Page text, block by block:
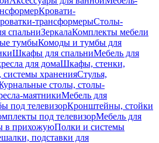
Кровати-
трансформерыСтолы-
спальниЗеркалаКомплекты мебели
тумбыКомоды и тумбы для
Шкафы для спальниМебель для
для домаШкафы, стенки,
храненияСтулья,
столы, столы-
маятникиМебель для
под телевизорКронштейны, стойки
под телевизорМебель для
в прихожуюПолки и системы
подставки для